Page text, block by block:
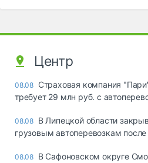
Центр
08.08 Страховая компания
требует 29 млн руб. с
08.08 В Липецкой области
грузовым автоперевозкам
08.08 В Сафоновском округе